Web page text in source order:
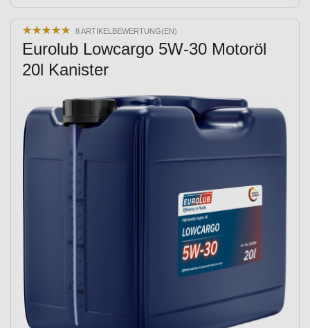
★★★★★
★★★★★ 8 ARTIKELBEWERTUNG(EN)
Eurolub Lowcargo 5W-30 Motoröl
20l Kanister